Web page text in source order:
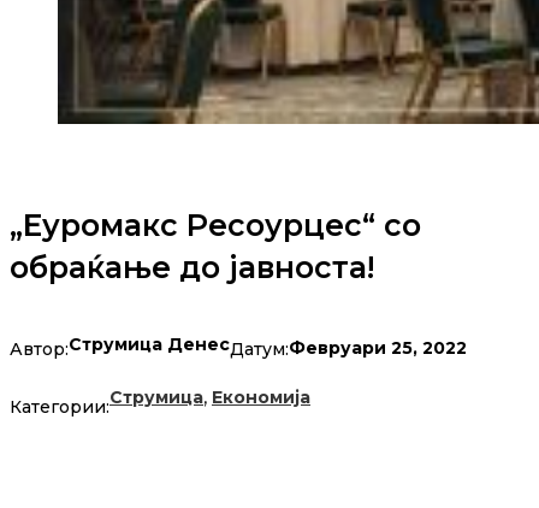
„Еуромакс Ресоурцес“ со
обраќање до јавноста!
Автор:Струмица ДенесДатум:Февруари 25, 2022
Категории:Струмица, Економија